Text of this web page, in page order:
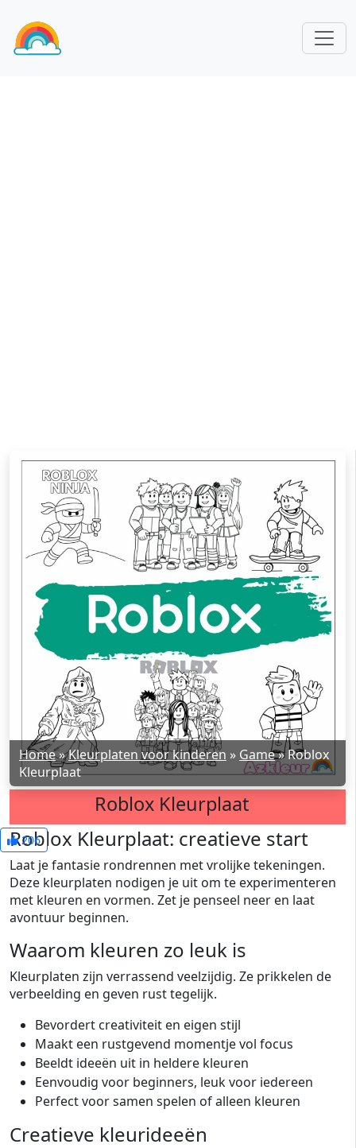
Home»Kleurplaten voor kinderen » Game»Roblox
Kleurplaat
Roblox Kleurplaat
206
Roblox Kleurplaat: creatieve start
Laat je fantasie rondrennen met vrolijke tekeningen.
Deze kleurplaten nodigen je uit om te experimenteren
met kleuren en vormen. Zet je penseel neer en laat
avontuur beginnen.
Waarom kleuren zo leuk is
Kleurplaten zijn verrassend veelzijdig. Ze prikkelen de
verbeelding en geven rust tegelijk.
Bevordert creativiteit en eigen stijl
Maakt een rustgevend momentje vol focus
Beeldt ideeën uit in heldere kleuren
Eenvoudig voor beginners, leuk voor iedereen
Perfect voor samen spelen of alleen kleuren
Creatieve kleurideeën